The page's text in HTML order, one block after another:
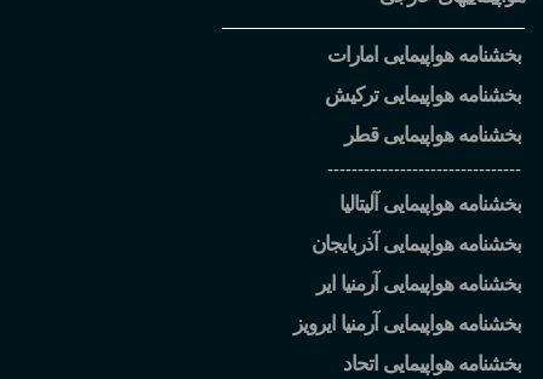
بخشنامه هواپیمایی امارات
بخشنامه هواپیمایی ترکیش
بخشنامه هواپیمایی قطر
--------------------------------
بخشنامه هواپیمایی آلیتالیا
بخشنامه هواپیمایی آذربایجان
بخشنامه هواپیمایی آرمنیا ایر
بخشنامه هواپیمایی آرمنیا ایرویز
بخشنامه هواپیمایی اتحاد